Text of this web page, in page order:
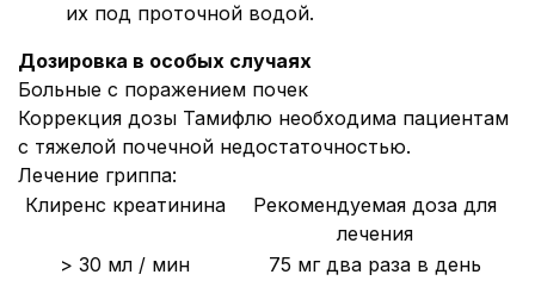
их под проточной водой.
Дозировка в особых случаях
Больные с поражением почек
Коррекция дозы Тамифлю необходима пациентам
с тяжелой почечной недостаточностью.
Лечение гриппа:
Клиренс креатинина
Рекомендуемая доза для
лечения
> 30 мл / мин
75 мг два раза в день